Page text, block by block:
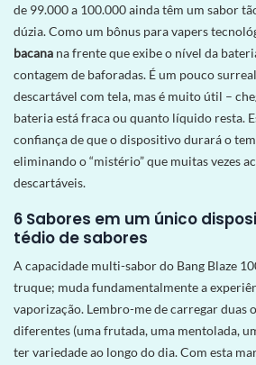
de 99.000 a 100.000 ainda têm um sabor
dúzia. Como um bônus para vapers
bacana na frente que exibe o nível da
contagem de baforadas. É um pouco
descartável com tela, mas é muito útil –
bateria está fraca ou quanto líquido resta.
confiança de que o dispositivo durará o
eliminando o “mistério” que muitas vezes
descartáveis.
6 Sabores em um único
tédio de sabores
A capacidade multi-sabor do Bang Blaze
truque; muda fundamentalmente a
vaporização. Lembro-me de carregar duas
diferentes (uma frutada, uma mentolada,
ter variedade ao longo do dia. Com esta